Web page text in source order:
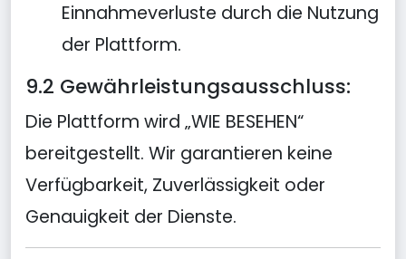
Einnahmeverluste durch die Nutzung
der Plattform.
9.2 Gewährleistungsausschluss:
Die Plattform wird „WIE BESEHEN“
bereitgestellt. Wir garantieren keine
Verfügbarkeit, Zuverlässigkeit oder
Genauigkeit der Dienste.